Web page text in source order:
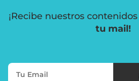
¡Recibe nuestros contenidos
tu mail!